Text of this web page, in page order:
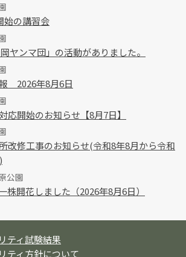
始の講習会
ヤンマ団」の活動がありました。
2026年8月6日
応開始のお知らせ【8月7日】
改修工事のお知らせ(令和8年8月から令和
公園
株開花しました（2026年8月6日）
ティ試験結果
ティ方針について